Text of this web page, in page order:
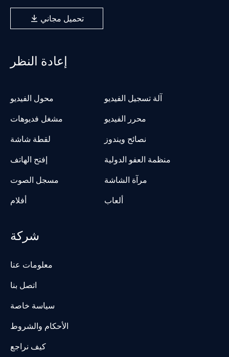
تحميل مجاني
إعادة النظر
محول الفيديو
آلة تسجيل الفيديو
مشغل فديوهات
محرر الفيديو
لقطة شاشة
نصائح ويندوز
إفتح الهاتف
منظمة العفو الدولية
مسجل الصوت
مرآة الشاشة
أفلام
ألعاب
شركة
معلومات عنا
اتصل بنا
سياسة خاصة
الأحكام والشروط
كيف نراجع